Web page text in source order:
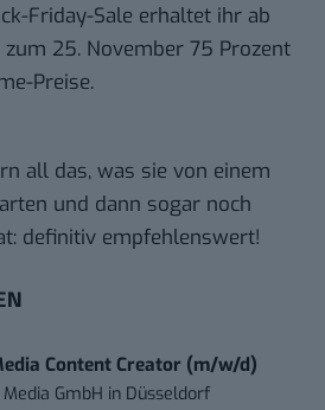
Friday-Sale erhaltet ihr ab
25. November 75 Prozent
Preise.
all das, was sie von einem
und dann sogar noch
definitiv empfehlenswert!
Content Creator (m/w/d)
GmbH in Düsseldorf